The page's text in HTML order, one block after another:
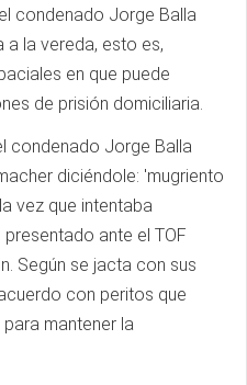
condenado Jorge Balla
a la vereda, esto es,
en que puede
de prisión domiciliaria.
condenado Jorge Balla
diciéndole: 'mugriento
vez que intentaba
ante el TOF
Según se jacta con sus
con peritos que
mantener la